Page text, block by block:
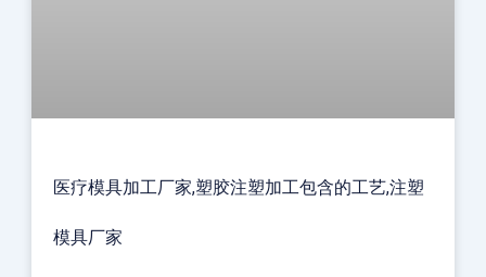
医疗模具加工厂家,塑胶注塑加工包含的工艺,注塑
模具厂家